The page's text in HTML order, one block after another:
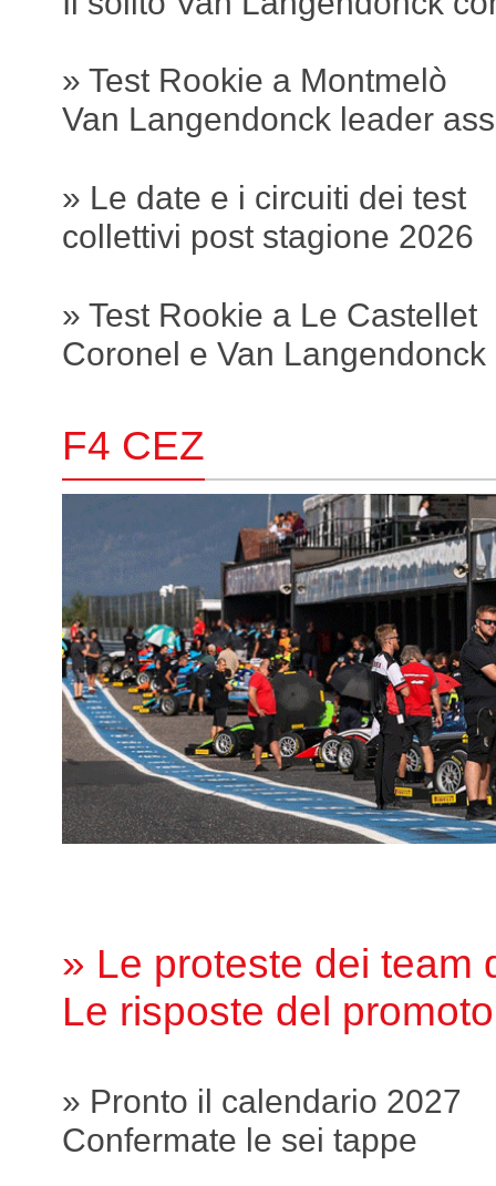
» Test Rookie a Montmelò
Van Langendonck leader
» Le date e i circuiti dei test
collettivi post stagione 2026
» Test Rookie a Le Castellet
Coronel e Van Langendonck
F4 CEZ
» Le proteste dei team
Le risposte del
» Pronto il calendario 2027
Confermate le sei tappe